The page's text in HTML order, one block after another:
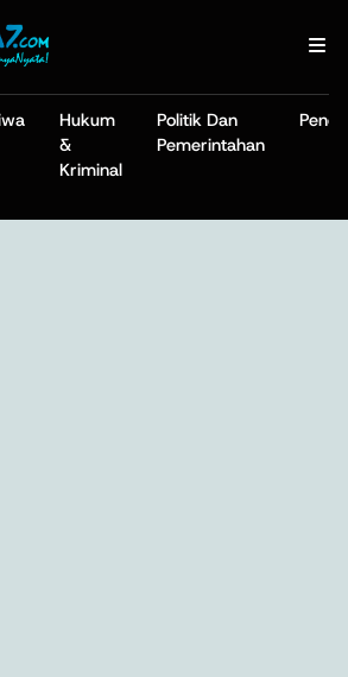
Hukum
&
Kriminal
Politik Dan
Pemerintahan